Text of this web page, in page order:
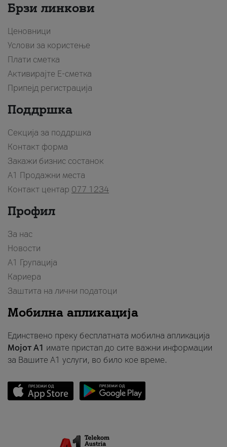
Брзи линкови
Ценовници
Услови за користење
Плати сметка
Активирајте Е-сметка
Припејд регистрација
Поддршка
Секција за поддршка
Контакт форма
Закажи бизнис состанок
A1 Продажни места
Контакт центар 077 1234
Профил
За нас
Новости
А1 Групација
Кариера
Заштита на лични податоци
Мобилна апликација
Единствено преку бесплатната мобилна апликација
Мојот A1 имате пристап до сите важни информации
за Вашите A1 услуги, во било кое време.